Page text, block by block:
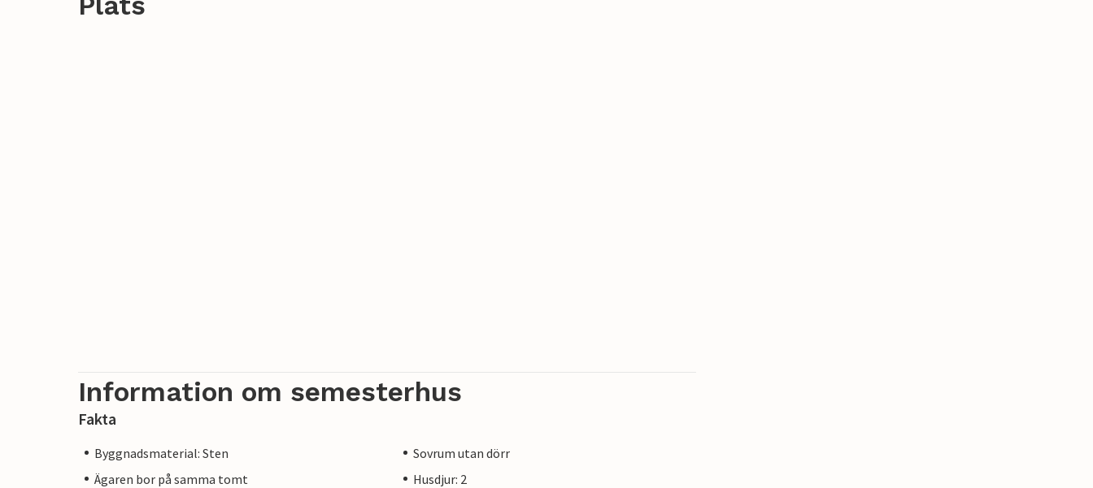
Information om semesterhus
Fakta
Byggnadsmaterial: Sten
Sovrum utan dörr
Ägaren bor på samma tomt
Husdjur: 2